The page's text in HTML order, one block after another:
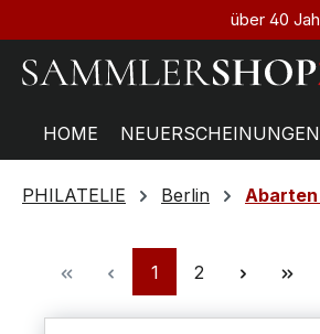
über 40
HOME NEUERSCHEINUNGEN
PHILATELIE Berlin
1 2